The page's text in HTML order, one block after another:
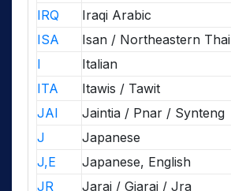
IRQ
Iraqi Arabic
ISA
Isan / Northeastern Thai
I
Italian
ITA
Itawis / Tawit
JAI
Jaintia / Pnar / Synteng
J
Japanese
J,E
Japanese, English
JR
Jarai / Giarai / Jra